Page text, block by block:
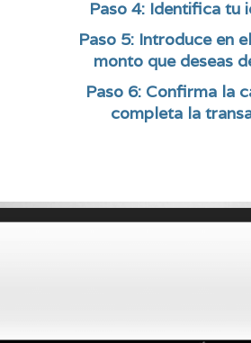
Paso 4: Identifica tu
Paso 5: Introduce en
monto que deseas
Paso 6: Confirma la
completa la